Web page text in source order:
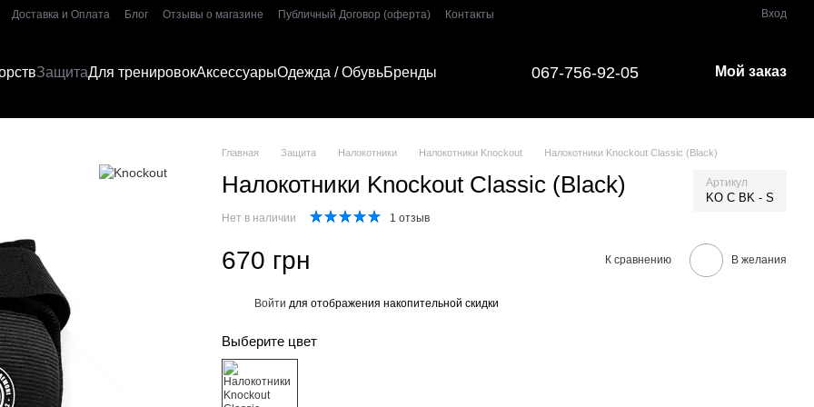
Доставка и Оплата Блог Отзывы о магазине Публичный Договор (оферта) Контакты Вход
ЗащитаДля тренировокАксессуарыОдежда / ОбувьБренды 067-756-92-05 Мой заказ
Главная Защита Налокотники Налокотники Knockout Налокотники Knockout Classic (Black)
Налокотники Knockout Classic (Black) Артикул
KO C BK - S
Нет в наличии 1 отзыв
670 грн К сравнению В желания
Войти для отображения накопительной скидки
Выберите цвет